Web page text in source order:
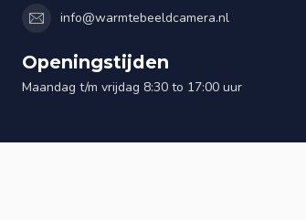
info@warmtebeeldcamera.nl
Openingstijden
Maandag t/m vrijdag 8:30 to 17:00 uur